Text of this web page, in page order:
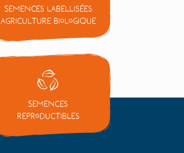
Semences labellisées
Agriculture Biologique
Semences
reproductibles